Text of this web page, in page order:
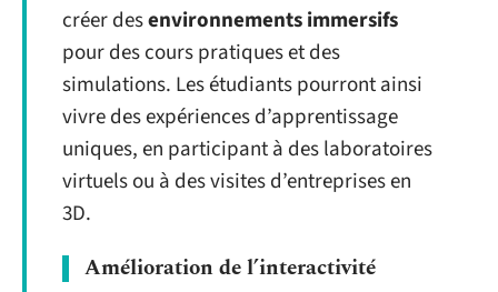
créer desenvironnements immersifs
pour des cours pratiques et des
simulations. Les étudiants pourront ainsi
vivre des expériences d’apprentissage
uniques, en participant à des laboratoires
virtuels ou à des visites d’entreprises en
3D.
Amélioration de l’interactivité